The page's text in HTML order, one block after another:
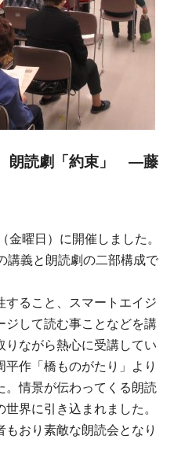
朗読劇「約束」 —藤
金曜日）に開催しました。
講義と朗読劇の二部構成で
すること、スマートエイジ
ジして読む事ことなどを講
りながら熱心に受講してい
平作「橋ものがたり」より
。情景が伝わってくる朗読
界に引き込まれました。
おり素敵な朗読会となり